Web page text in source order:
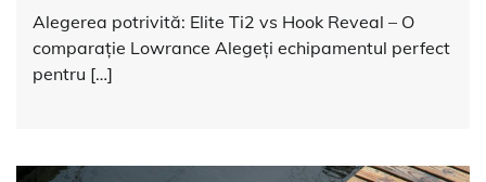
Alegerea potrivită: Elite Ti2 vs Hook Reveal – O
comparație Lowrance Alegeți echipamentul perfect
pentru […]